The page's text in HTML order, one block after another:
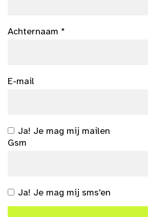
Achternaam *
E-mail
Ja! Je mag mij mailen
Gsm
Ja! Je mag mij sms'en